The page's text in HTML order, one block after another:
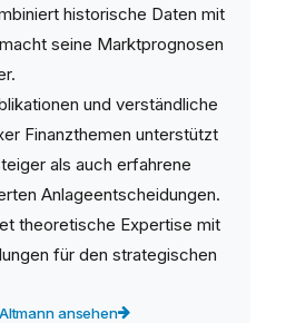
historische Daten mit
seine Marktprognosen
und verständliche
Finanzthemen unterstützt
als auch erfahrene
Anlageentscheidungen.
theoretische Expertise mit
für den strategischen
ansehen